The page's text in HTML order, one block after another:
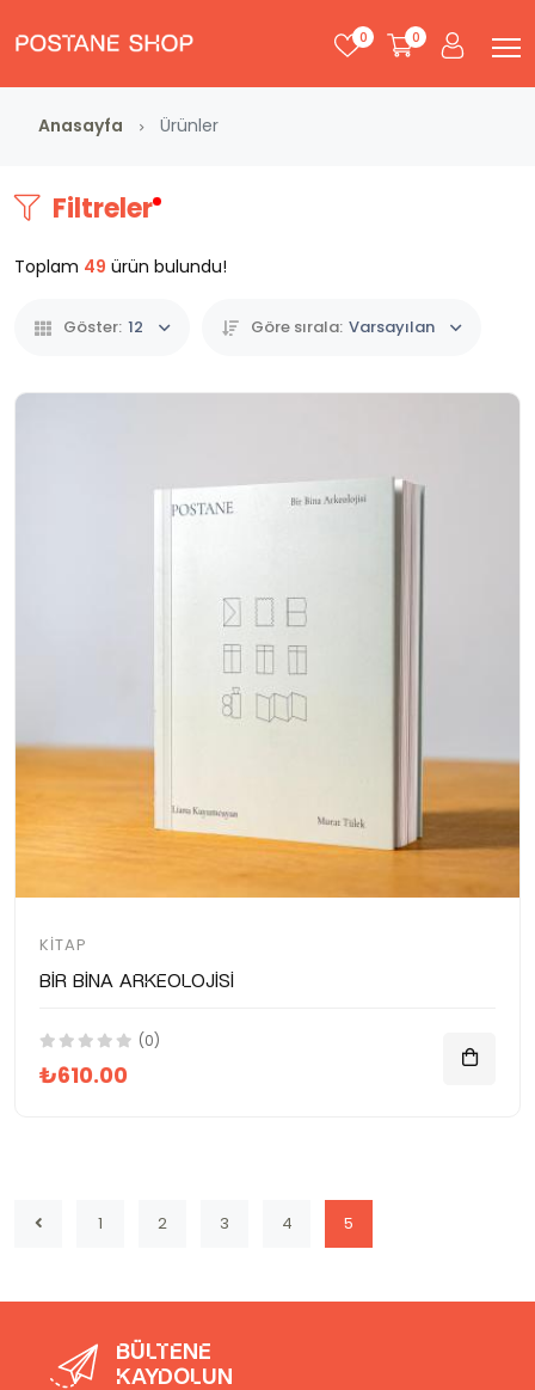
0 0
Anasayfa Ürünler
Filtreler
Toplam 49 ürün bulundu!
Göster: 12 Göre sırala: Varsayılan
KITAP
Bir Bina Arkeolojisi
(0)
₺610.00
1 2 3 4 5
Bültene
kaydolun